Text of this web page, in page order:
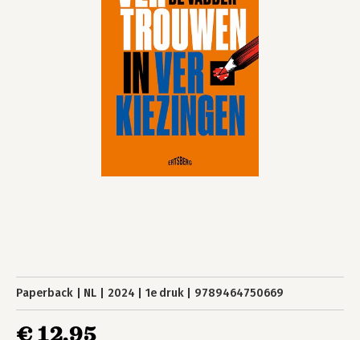
Paperback NL 2024 1e druk 9789464750669
€ 12,95